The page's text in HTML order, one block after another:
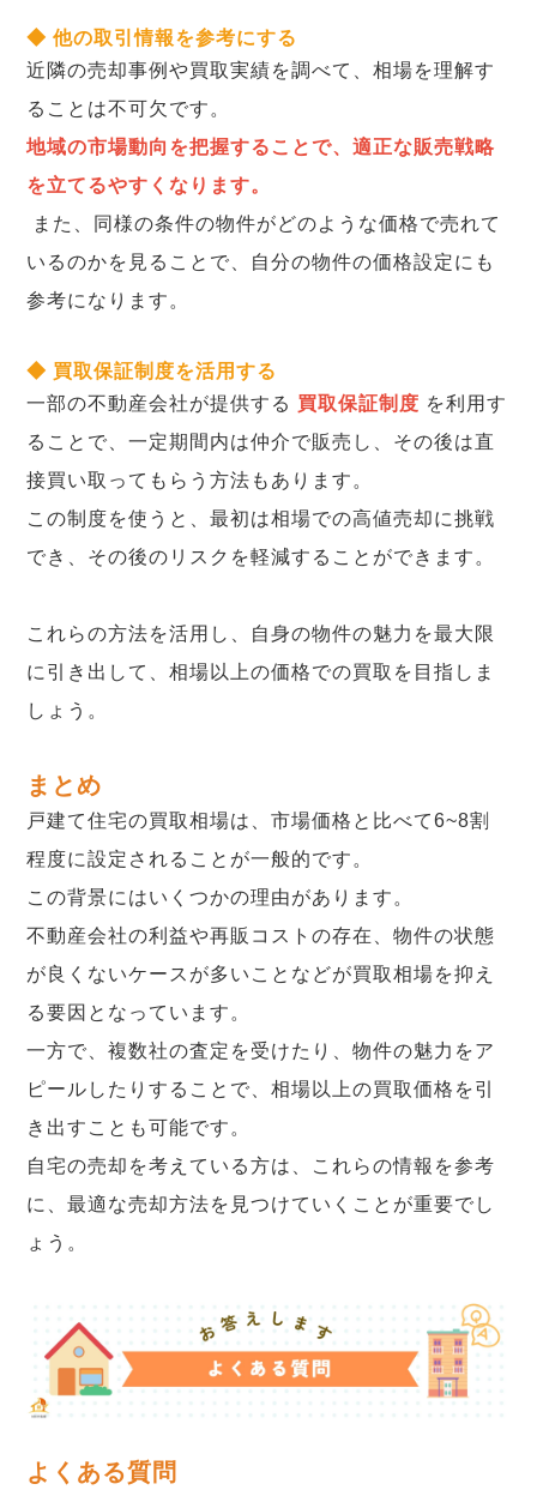
◆ 他の取引情報を参考にする
近隣の売却事例や買取実績を調べて、相場を理解す
ることは不可欠です。
地域の市場動向を把握することで、適正な販売戦略
を立てるやすくなります。
また、同様の条件の物件がどのような価格で売れて
いるのかを見ることで、自分の物件の価格設定にも
参考になります。
◆ 買取保証制度を活用する
一部の不動産会社が提供する 買取保証制度 を利用す
ることで、一定期間内は仲介で販売し、その後は直
接買い取ってもらう方法もあります。
この制度を使うと、最初は相場での高値売却に挑戦
でき、その後のリスクを軽減することができます。
これらの方法を活用し、自身の物件の魅力を最大限
に引き出して、相場以上の価格での買取を目指しま
しょう。
まとめ
戸建て住宅の買取相場は、市場価格と比べて6~8割
程度に設定されることが一般的です。
この背景にはいくつかの理由があります。
不動産会社の利益や再販コストの存在、物件の状態
が良くないケースが多いことなどが買取相場を抑え
る要因となっています。
一方で、複数社の査定を受けたり、物件の魅力をア
ピールしたりすることで、相場以上の買取価格を引
き出すことも可能です。
自宅の売却を考えている方は、これらの情報を参考
に、最適な売却方法を見つけていくことが重要でし
ょう。
よくある質問